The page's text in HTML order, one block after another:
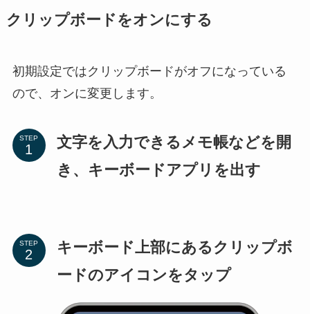
クリップボードをオンにする
初期設定ではクリップボードがオフになっている
ので、オンに変更します。
STEP
文字を入力できるメモ帳などを開
き、キーボードアプリを出す
STEP
キーボード上部にあるクリップボ
ードのアイコンをタップ